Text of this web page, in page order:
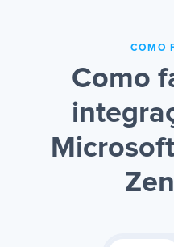
COMO
Como